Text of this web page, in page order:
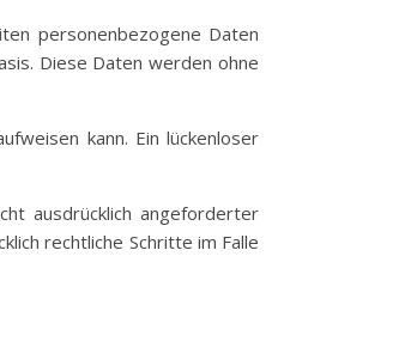
personenbezogene Daten
Diese Daten werden ohne
kann. Ein lückenloser
ausdrücklich angeforderter
rechtliche Schritte im Falle